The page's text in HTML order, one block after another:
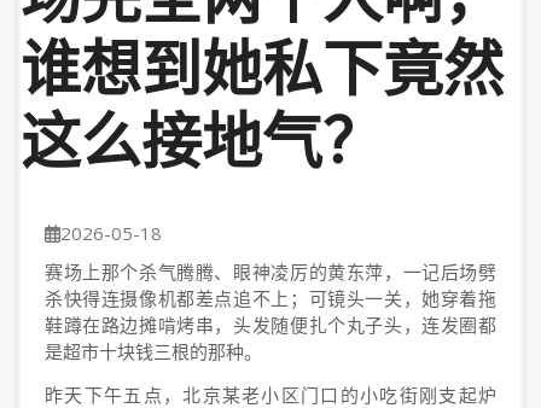
谁想到她私下竟然
这么接地气？
2026-05-18
赛场上那个杀气腾腾、眼神凌厉的黄东萍，一记后场劈
杀快得连摄像机都差点追不上；可镜头一关，她穿着拖
鞋蹲在路边摊啃烤串，头发随便扎个丸子头，连发圈都
是超市十块钱三根的那种。
昨天下午五点，北京某老小区门口的小吃街刚支起炉